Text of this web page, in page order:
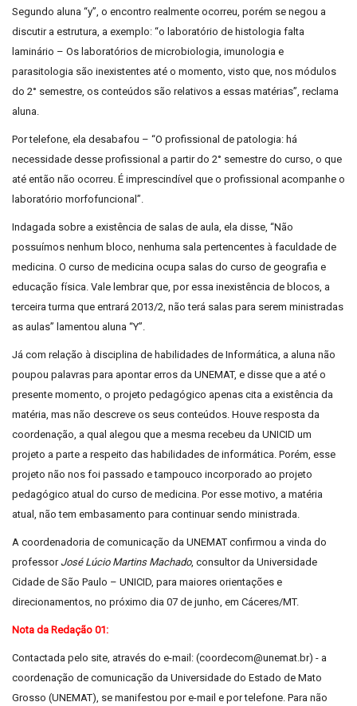
Segundo aluna “y”, o encontro realmente ocorreu, porém se negou a
discutir a estrutura, a exemplo: “o laboratório de histologia falta
laminário – Os laboratórios de microbiologia, imunologia e
parasitologia são inexistentes até o momento, visto que, nos módulos
do 2° semestre, os conteúdos são relativos a essas matérias”, reclama
aluna.
Por telefone, ela desabafou – “O profissional de patologia: há
necessidade desse profissional a partir do 2° semestre do curso, o que
até então não ocorreu. É imprescindível que o profissional acompanhe o
laboratório morfofuncional”.
Indagada sobre a existência de salas de aula, ela disse, “Não
possuímos nenhum bloco, nenhuma sala pertencentes à faculdade de
medicina. O curso de medicina ocupa salas do curso de geografia e
educação física. Vale lembrar que, por essa inexistência de blocos, a
terceira turma que entrará 2013/2, não terá salas para serem ministradas
as aulas” lamentou aluna “Y”.
Já com relação à disciplina de habilidades de Informática, a aluna não
poupou palavras para apontar erros da UNEMAT, e disse que a até o
presente momento, o projeto pedagógico apenas cita a existência da
matéria, mas não descreve os seus conteúdos. Houve resposta da
coordenação, a qual alegou que a mesma recebeu da UNICID um
projeto a parte a respeito das habilidades de informática. Porém, esse
projeto não nos foi passado e tampouco incorporado ao projeto
pedagógico atual do curso de medicina. Por esse motivo, a matéria
atual, não tem embasamento para continuar sendo ministrada.
A coordenadoria de comunicação da UNEMAT confirmou a vinda do
professor José Lúcio Martins Machado, consultor da Universidade
Cidade de São Paulo – UNICID, para maiores orientações e
direcionamentos, no próximo dia 07 de junho, em Cáceres/MT.
Nota da Redação 01:
Contactada pelo site, através do e-mail: (coordecom@unemat.br) - a
coordenação de comunicação da Universidade do Estado de Mato
Grosso (UNEMAT), se manifestou por e-mail e por telefone. Para não